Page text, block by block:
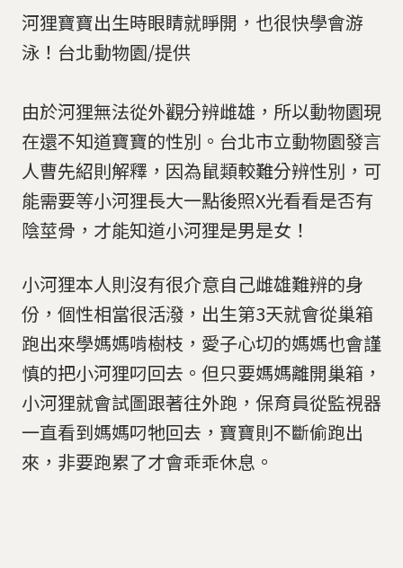
河狸寶寶出生時眼睛就睜開，也很快學會游
泳！台北動物園/提供
由於河狸無法從外觀分辨雌雄，所以動物園現
在還不知道寶寶的性別。台北市立動物園發言
人曹先紹則解釋，因為鼠類較難分辨性別，可
能需要等小河狸長大一點後照X光看看是否有
陰莖骨，才能知道小河狸是男是女！
小河狸本人則沒有很介意自己雌雄難辨的身
份，個性相當很活潑，出生第3天就會從巢箱
跑出來學媽媽啃樹枝，愛子心切的媽媽也會謹
慎的把小河狸叼回去。但只要媽媽離開巢箱，
小河狸就會試圖跟著往外跑，保育員從監視器
一直看到媽媽叼牠回去，寶寶則不斷偷跑出
來，非要跑累了才會乖乖休息。